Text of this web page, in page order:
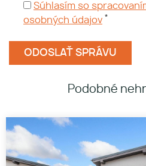
Súhlasím so
osobných údajov *
Podobné